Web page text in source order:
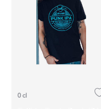
0 cl